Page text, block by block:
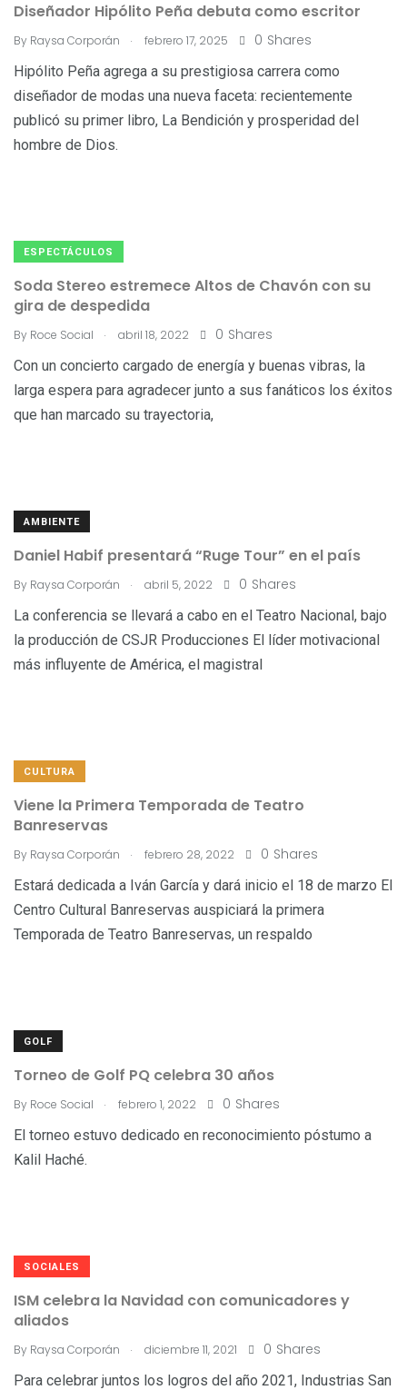
Diseñador Hipólito Peña debuta como escritor
By Raysa Corporán . febrero 17, 2025 Shares
0
Hipólito Peña agrega a su prestigiosa carrera como
diseñador de modas una nueva faceta: recientemente
publicó su primer libro, La Bendición y prosperidad del
hombre de Dios.
ESPECTÁCULOS
Soda Stereo estremece Altos de Chavón con su
gira de despedida
By Roce Social . abril 18, 2022 Shares
0
Con un concierto cargado de energía y buenas vibras, la
larga espera para agradecer junto a sus fanáticos los éxitos
que han marcado su trayectoria,
AMBIENTE
Daniel Habif presentará “Ruge Tour” en el país
By Raysa Corporán . abril 5, 2022 Shares
0
La conferencia se llevará a cabo en el Teatro Nacional, bajo
la producción de CSJR Producciones El líder motivacional
más influyente de América, el magistral
CULTURA
Viene la Primera Temporada de Teatro
Banreservas
By Raysa Corporán . febrero 28, 2022 Shares
0
Estará dedicada a Iván García y dará inicio el 18 de marzo El
Centro Cultural Banreservas auspiciará la primera
Temporada de Teatro Banreservas, un respaldo
GOLF
Torneo de Golf PQ celebra 30 años
By Roce Social . febrero 1, 2022 Shares
0
El torneo estuvo dedicado en reconocimiento póstumo a
Kalil Haché.
SOCIALES
ISM celebra la Navidad con comunicadores y
aliados
By Raysa Corporán . diciembre 11, 2021 Shares
0
Para celebrar juntos los logros del año 2021, Industrias San